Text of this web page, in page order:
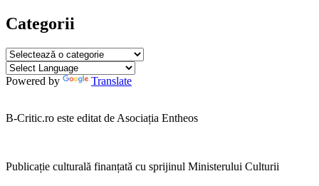
Categorii
Categorii
Powered by Translate
B-Critic.ro este editat de Asociația Entheos
Publicație culturală finanțată cu sprijinul Ministerului Culturii